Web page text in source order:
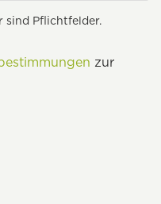
sind Pflichtfelder.
zur